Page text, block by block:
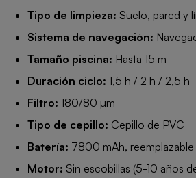
Tipo de limpieza: Suelo, pared y
Sistema de navegación:
Tamaño piscina: Hasta 15 m
Duración ciclo: 1,5 h / 2 h / 2,5 h
Filtro: 180/80 µm
Tipo de cepillo: Cepillo de PVC
Batería: 7800 mAh, reemplazable
Motor: Sin escobillas (5-10 años